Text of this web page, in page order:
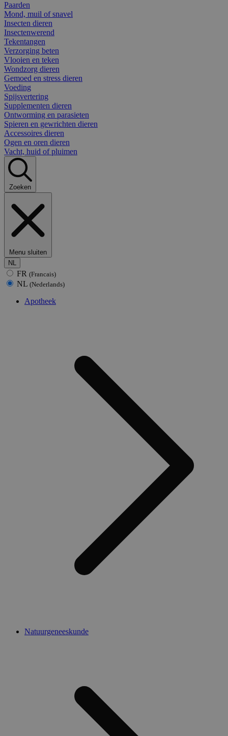
Paarden
Mond, muil of snavel
Insecten dieren
Insectenwerend
Tekentangen
Verzorging beten
Vlooien en teken
Wondzorg dieren
Gemoed en stress dieren
Voeding
Spijsvertering
Supplementen dieren
Ontworming en parasieten
Spieren en gewrichten dieren
Accessoires dieren
Ogen en oren dieren
Vacht, huid of pluimen
Zoeken
Menu sluiten
NL
FR (Francais)
NL (Nederlands)
Apotheek
Natuurgeneeskunde